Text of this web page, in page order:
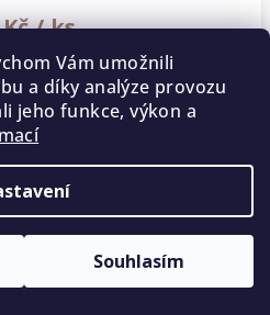
Vám umožnili
a díky analýze provozu
jeho funkce, výkon a
Souhlasím
Kč/ ks
+ Do
na první nákup